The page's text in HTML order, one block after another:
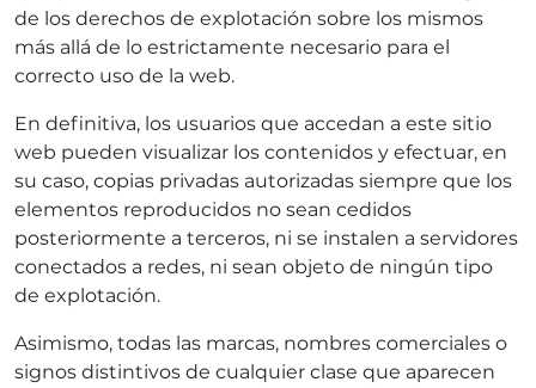
de los derechos de explotación sobre los mismos
más allá de lo estrictamente necesario para el
correcto uso de la web.
En definitiva, los usuarios que accedan a este sitio
web pueden visualizar los contenidos y efectuar, en
su caso, copias privadas autorizadas siempre que los
elementos reproducidos no sean cedidos
posteriormente a terceros, ni se instalen a servidores
conectados a redes, ni sean objeto de ningún tipo
de explotación.
Asimismo, todas las marcas, nombres comerciales o
signos distintivos de cualquier clase que aparecen